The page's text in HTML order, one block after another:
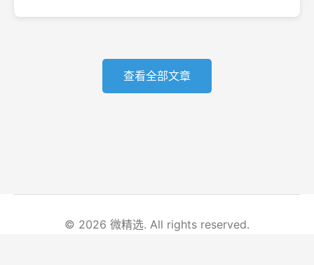
查看全部文章
© 2026 微精选. All rights reserved.